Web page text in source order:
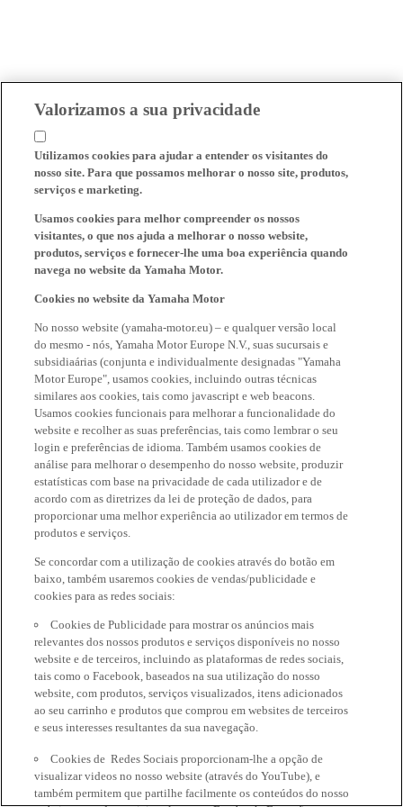
Valorizamos a sua privacidade
Utilizamos cookies para ajudar a entender os visitantes do
nosso site. Para que possamos melhorar o nosso site, produtos,
serviços e marketing.
Usamos cookies para melhor compreender os nossos
visitantes, o que nos ajuda a melhorar o nosso website,
produtos, serviços e fornecer-lhe uma boa experiência quando
navega no website da Yamaha Motor.
Cookies no website da Yamaha Motor
No nosso website (yamaha-motor.eu) – e qualquer versão local
do mesmo - nós, Yamaha Motor Europe N.V., suas sucursais e
subsidiaárias (conjunta e individualmente designadas "Yamaha
Motor Europe", usamos cookies, incluindo outras técnicas
similares aos cookies, tais como javascript e web beacons.
Usamos cookies funcionais para melhorar a funcionalidade do
website e recolher as suas preferências, tais como lembrar o seu
login e preferências de idioma. Também usamos cookies de
análise para melhorar o desempenho do nosso website, produzir
estatísticas com base na privacidade de cada utilizador e de
acordo com as diretrizes da lei de proteção de dados, para
proporcionar uma melhor experiência ao utilizador em termos de
produtos e serviços.
Se concordar com a utilização de cookies através do botão em
baixo, também usaremos cookies de vendas/publicidade e
cookies para as redes sociais:
Cookies de Publicidade para mostrar os anúncios mais
relevantes dos nossos produtos e serviços disponíveis no nosso
website e de terceiros, incluindo as plataformas de redes sociais,
tais como o Facebook, baseados na sua utilização do nosso
website, com produtos, serviços visualizados, itens adicionados
ao seu carrinho e produtos que comprou em websites de terceiros
e seus interesses resultantes da sua navegação.
Cookies de Redes Sociais proporcionam-lhe a opção de
visualizar videos no nosso website (através do YouTube), e
também permitem que partilhe facilmente os conteúdos do nosso